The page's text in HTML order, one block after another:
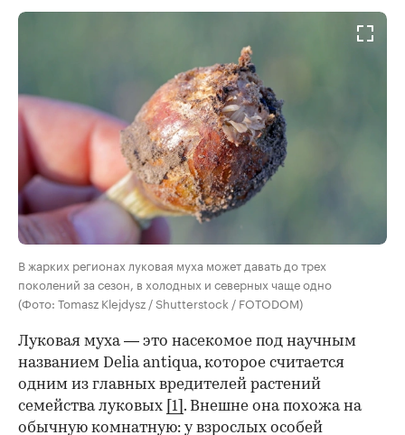
В жарких регионах луковая муха может давать до трех
поколений за сезон, в холодных и северных чаще одно
(Фото: Tomasz Klejdysz / Shutterstock / FOTODOM)
Луковая муха — это насекомое под научным
названием Delia antiqua, которое считается
одним из главных вредителей растений
семейства луковых [1] . Внешне она похожа на
обычную комнатную: у взрослых особей